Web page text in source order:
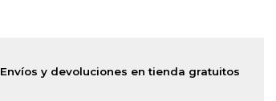
Envíos y devoluciones en tienda gratuitos